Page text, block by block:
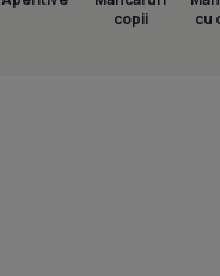
copii
cu